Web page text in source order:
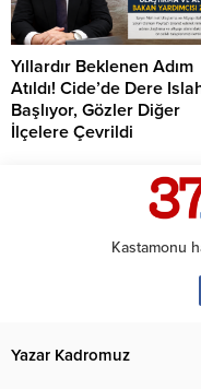
Yıllardır Beklenen Adım
Atıldı! Cide’de Dere
Başlıyor, Gözler Diğer
İlçelere Çevrildi
Kastamonu
Yazar Kadromuz